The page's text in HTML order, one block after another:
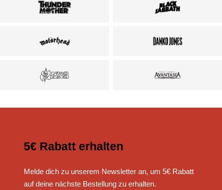
5€ Rabatt erhalten
Melde dich zu unserem Newsletter an, um 5€ Rabatt
auf deine nächste Bestellung zu erhalten.